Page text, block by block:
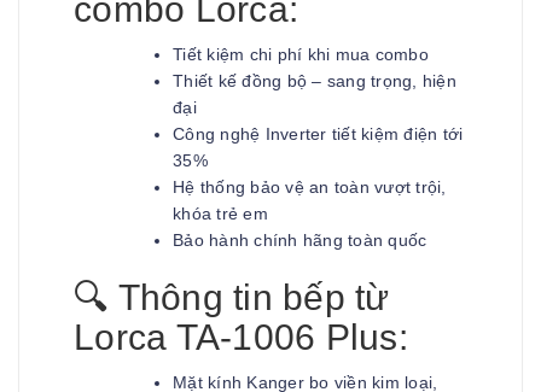
combo Lorca:
Tiết kiệm chi phí khi mua combo
Thiết kế đồng bộ – sang trọng, hiện
đại
Công nghệ Inverter tiết kiệm điện tới
35%
Hệ thống bảo vệ an toàn vượt trội,
khóa trẻ em
Bảo hành chính hãng toàn quốc
🔍 Thông tin bếp từ
Lorca TA-1006 Plus:
Mặt kính Kanger bo viền kim loại,